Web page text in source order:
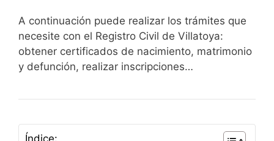
A continuación puede realizar los trámites que
necesite con el Registro Civil de Villatoya:
obtener certificados de nacimiento, matrimonio
y defunción, realizar inscripciones…